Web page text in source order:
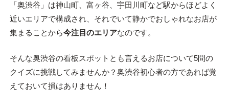
「奥渋谷」は神山町、富ヶ谷、宇田川町など駅からほどよく
近いエリアで構成され、それでいて静かでおしゃれなお店が
集まることから今注目のエリアなのです。
そんな奥渋谷の看板スポットとも言えるお店について5問の
クイズに挑戦してみませんか？奥渋谷初心者の方であれば覚
えておいて損はありません！